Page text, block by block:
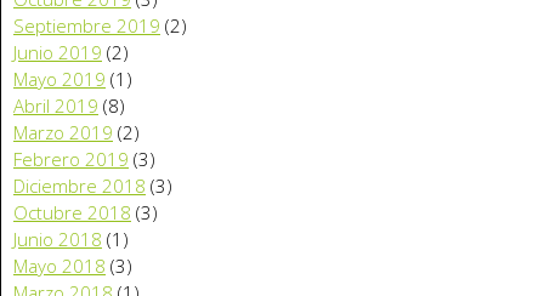
Septiembre 2019 (2)
Junio 2019 (2)
Mayo 2019 (1)
Abril 2019 (8)
Marzo 2019 (2)
Febrero 2019 (3)
Diciembre 2018 (3)
Octubre 2018 (3)
Junio 2018 (1)
Mayo 2018 (3)